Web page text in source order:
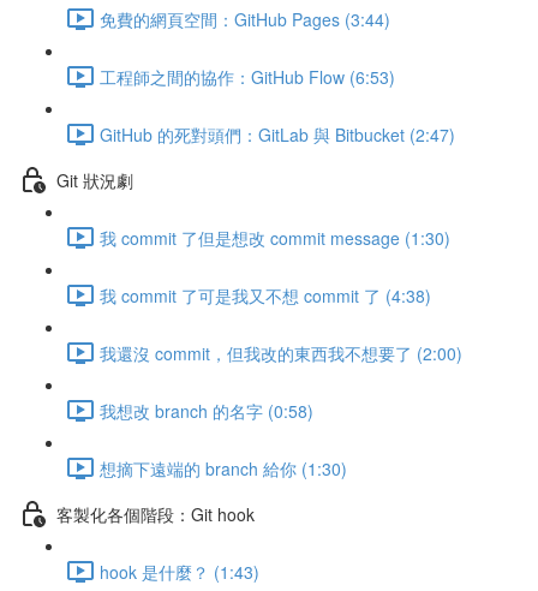
免費的網頁空間：GitHub Pages (3:44)
工程師之間的協作：GitHub Flow (6:53)
GitHub 的死對頭們：GitLab 與 Bitbucket (2:47)
Git 狀況劇
我 commit 了但是想改 commit message (1:30)
我 commit 了可是我又不想 commit 了 (4:38)
我還沒 commit，但我改的東西我不想要了 (2:00)
我想改 branch 的名字 (0:58)
想摘下遠端的 branch 給你 (1:30)
客製化各個階段：Git hook
hook 是什麼？ (1:43)